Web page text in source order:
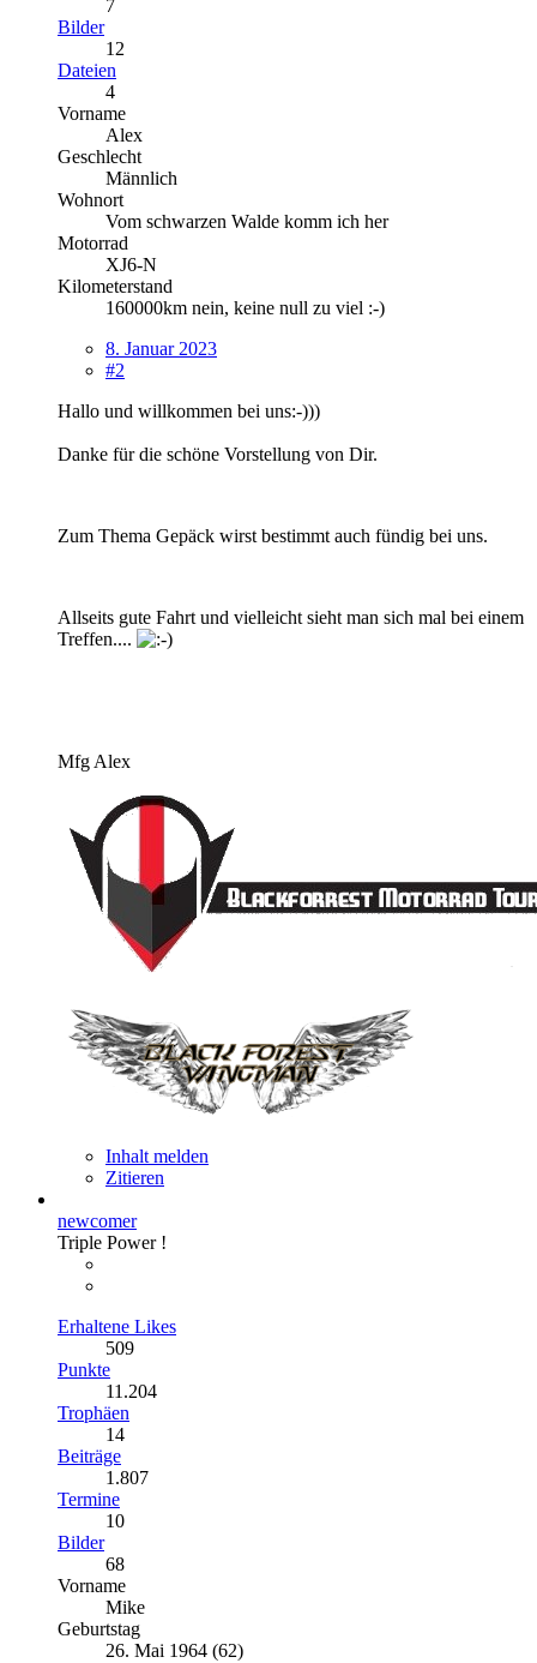
7
Bilder
12
Dateien
4
Vorname
Alex
Geschlecht
Männlich
Wohnort
Vom schwarzen Walde komm ich her
Motorrad
XJ6-N
Kilometerstand
160000km nein, keine null zu viel :-)
8. Januar 2023
#2
Hallo und willkommen bei uns:-)))
Danke für die schöne Vorstellung von Dir.
Zum Thema Gepäck wirst bestimmt auch fündig bei uns.
Allseits gute Fahrt und vielleicht sieht man sich mal bei einem
Treffen....
Mfg Alex
Inhalt melden
Zitieren
newcomer
Triple Power !
Erhaltene Likes
509
Punkte
11.204
Trophäen
14
Beiträge
1.807
Termine
10
Bilder
68
Vorname
Mike
Geburtstag
26. Mai 1964 (62)